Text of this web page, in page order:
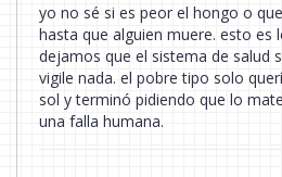
yo no sé si es peor el hongo o
hasta que alguien muere. esto es
dejamos que el sistema de salud
vigile nada. el pobre tipo solo
sol y terminó pidiendo que lo
una falla humana.